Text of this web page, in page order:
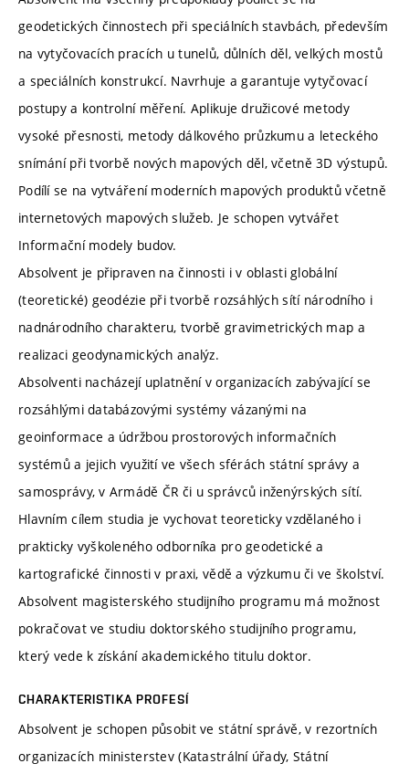
geodetických činnostech při speciálních stavbách, především
na vytyčovacích pracích u tunelů, důlních děl, velkých mostů
a speciálních konstrukcí. Navrhuje a garantuje vytyčovací
postupy a kontrolní měření. Aplikuje družicové metody
vysoké přesnosti, metody dálkového průzkumu a leteckého
snímání při tvorbě nových mapových děl, včetně 3D výstupů.
Podílí se na vytváření moderních mapových produktů včetně
internetových mapových služeb. Je schopen vytvářet
Informační modely budov.
Absolvent je připraven na činnosti i v oblasti globální
(teoretické) geodézie při tvorbě rozsáhlých sítí národního i
nadnárodního charakteru, tvorbě gravimetrických map a
realizaci geodynamických analýz.
Absolventi nacházejí uplatnění v organizacích zabývající se
rozsáhlými databázovými systémy vázanými na
geoinformace a údržbou prostorových informačních
systémů a jejich využití ve všech sférách státní správy a
samosprávy, v Armádě ČR či u správců inženýrských sítí.
Hlavním cílem studia je vychovat teoreticky vzdělaného i
prakticky vyškoleného odborníka pro geodetické a
kartografické činnosti v praxi, vědě a výzkumu či ve školství.
Absolvent magisterského studijního programu má možnost
pokračovat ve studiu doktorského studijního programu,
který vede k získání akademického titulu doktor.
CHARAKTERISTIKA PROFESÍ
Absolvent je schopen působit ve státní správě, v rezortních
organizacích ministerstev (Katastrální úřady, Státní